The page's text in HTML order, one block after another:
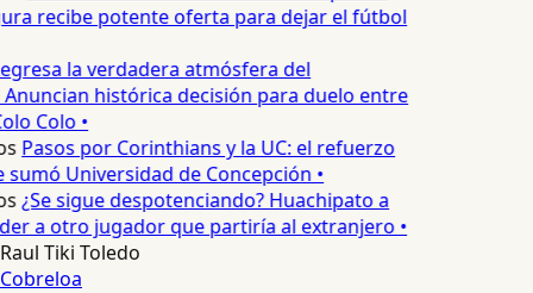
recibe potente oferta para dejar el fútbol
la verdadera atmósfera del
histórica decisión para duelo entre
Colo •
Pasos por Corinthians y la UC: el refuerzo
Universidad de Concepción •
¿Se sigue despotenciando? Huachipato a
a otro jugador que partiría al extranjero •
Raul Tiki Toledo
Cobreloa